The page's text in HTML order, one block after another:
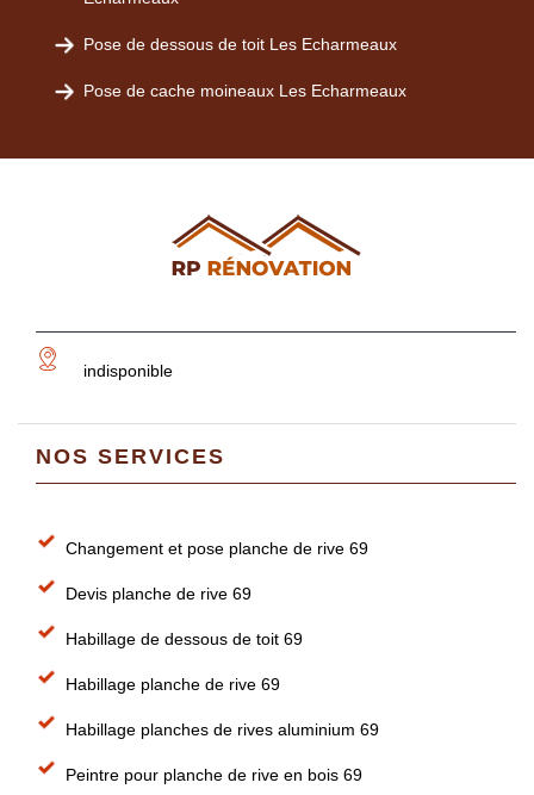
Pose de dessous de toit Les Echarmeaux
Pose de cache moineaux Les Echarmeaux
indisponible
NOS SERVICES
Changement et pose planche de rive 69
Devis planche de rive 69
Habillage de dessous de toit 69
Habillage planche de rive 69
Habillage planches de rives aluminium 69
Peintre pour planche de rive en bois 69